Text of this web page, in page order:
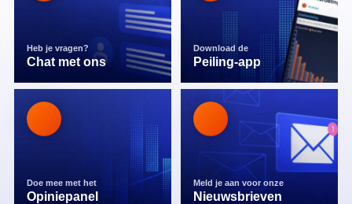
Heb je vragen?
Chat met ons
Download de
Peiling-app
Doe mee met het
Opiniepanel
Meld je aan voor onze
Nieuwsbrieven